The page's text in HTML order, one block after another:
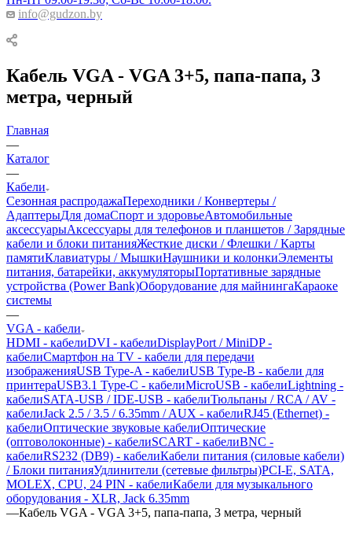
info@gudzon.by
Кабель VGA - VGA 3+5, папа-папа, 3
метра, черный
Главная
—
Каталог
—
Кабели
Сезонная распродажаПереходники / Конвертеры /
АдаптерыДля домаСпорт и здоровьеАвтомобильные
аксессуарыАксессуары для телефонов и планшетов / Зарядные
кабели и блоки питанияЖесткие диски / Флешки / Карты
памятиКлавиатуры / МышкиНаушники и колонкиЭлементы
питания, батарейки, аккумуляторыПортативные зарядные
устройства (Power Bank)Оборудование для майнингаКараоке
системы
—
VGA - кабели
HDMI - кабелиDVI - кабелиDisplayPort / MiniDP -
кабелиСмартфон на TV - кабели для передачи
изображенияUSB Type-A - кабелиUSB Type-B - кабели для
принтераUSB3.1 Type-C - кабелиMicroUSB - кабелиLightning -
кабелиSATA-USB / IDE-USB - кабелиТюльпаны / RCA / AV -
кабелиJack 2.5 / 3.5 / 6.35mm / AUX - кабелиRJ45 (Ethernet) -
кабелиОптические звуковые кабелиОптические
(оптоволоконные) - кабелиSCART - кабелиBNC -
кабелиRS232 (DB9) - кабелиКабели питания (силовые кабели)
/ Блоки питанияУдлинители (сетевые фильтры)PCI-E, SATA,
MOLEX, CPU, 24 PIN - кабелиКабели для музыкального
оборудования - XLR, Jack 6.35mm
—Кабель VGA - VGA 3+5, папа-папа, 3 метра, черный